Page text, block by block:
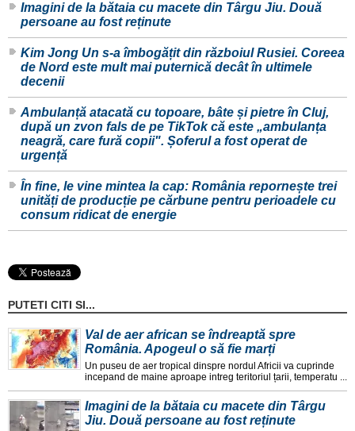
Imagini de la bătaia cu macete din Târgu Jiu. Două
persoane au fost reținute
Kim Jong Un s-a îmbogățit din războiul Rusiei. Coreea
de Nord este mult mai puternică decât în ultimele
decenii
Ambulanță atacată cu topoare, bâte și pietre în Cluj,
după un zvon fals de pe TikTok că este „ambulanța
neagră, care fură copii". Șoferul a fost operat de
urgență
În fine, le vine mintea la cap: România repornește trei
unități de producție pe cărbune pentru perioadele cu
consum ridicat de energie
PUTETI CITI SI...
Val de aer african se îndreaptă spre
România. Apogeul o să fie marți
Un puseu de aer tropical dinspre nordul Africii va cuprinde
incepand de maine aproape intreg teritoriul țarii, temperatu ...
Imagini de la bătaia cu macete din Târgu
Jiu. Două persoane au fost reținute